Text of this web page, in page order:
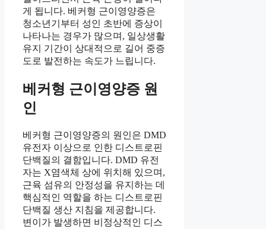
게 됩니다. 베커형 근이영양증은
청소년기부터 성인 초반에 증상이
나타나는 경우가 많으며, 일상생활
유지 기간이 상대적으로 길어 중증
도로 발전하는 속도가 느립니다.
베커형 근이영양증 원
인
베커형 근이영양증의 원인은 DMD
유전자 이상으로 인한 디스트로핀
단백질의 결함입니다. DMD 유전
자는 X염색체 상에 위치해 있으며,
근육 섬유의 안정성을 유지하는 데
핵심적인 역할을 하는 디스트로핀
단백질 생산 지침을 제공합니다.
변이가 발생하면 비정상적인 디스